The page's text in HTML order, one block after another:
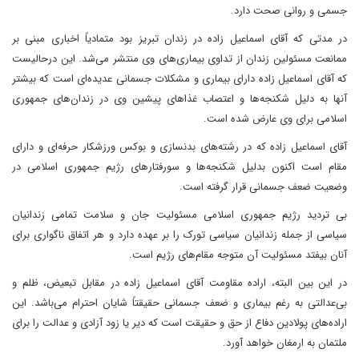
جسمی و روانی صحت دارد.
در مدتی که آقای اسماعیل زاده در زندان تبریز بود متمادیاً اخباری مبنی بر
ممانعت مسئولین زندان از تداوی بیماری‌های وی منتشر می‌شد. این درحالیست
که آقای اسماعیل زاده دارای بیماری و مشکلات جسمانی عدیده‌ای است که بیشتر
آنها به دلیل شکنجه‌ها و اعتصاب غذاهای پیشین وی در زندان‌های جمهوری
اسلامی برای وی عارض شده است.
آقای اسماعیل زاده که در رشته‌های بدنسازی و بوکس ورزشکار حرفه‌ای و دارای
مقام است اکنون بدلیل شکنجه‌ها و سورفتارهای رژیم جمهوری اسلامی در
وضعیت ضعف جسمانی قرار گرفته است.
بی تردید رژیم جمهوری اسلامی مسئولیت جان و سلامت تمامی زندانیان
سیاسی از جمله زندانیان سیاسی تورک را بر عهده دارد و هر اتفاق ناگواری برای
آنان بیفتد مسئولیت آن متوجه مقام‌های رژیم است.
در این بین البته، اراده مقاومت آقای اسماعیل زاده در مقابل تبعیض، ظلم و
بی‌عدالتی به رغم بیماری و ضعف جسمانی حقیقتاً شایان احترام می‌باشد. این
اراده‌های پولادین دفاع از حق و حقیقت است که دیر یا زود آزادی و عدالت را برای
ملتمان به ارمغان خواهد آورد.